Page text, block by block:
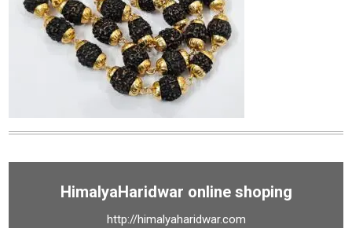
HimalyaHaridwar online shoping
http://himalyaharidwar.com